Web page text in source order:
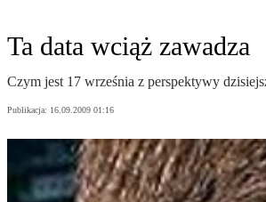
Ta data wciąż zawadza
Czym jest 17 września z perspektywy
Publikacja: 16.09.2009 01:16